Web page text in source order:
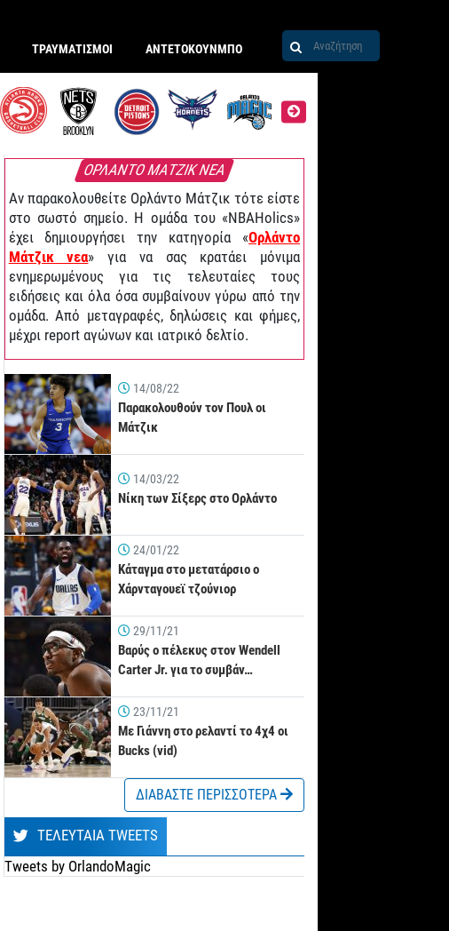
ΤΡΑΥΜΑΤΙΣΜΟΙ ΑΝΤΕΤΟΚΟΥΝΜΠΟ
ΟΡΛΑΝΤΟ ΜΑΤΖΙΚ ΝΕΑ
Αν παρακολουθείτε Ορλάντο Μάτζικ τότε είστε
στο σωστό σημείο. Η ομάδα του «NBAHolics»
έχει δημιουργήσει την κατηγορία «Ορλάντο
Μάτζικ νεα» για να σας κρατάει μόνιμα
ενημερωμένους για τις τελευταίες τους
ειδήσεις και όλα όσα συμβαίνουν γύρω από την
ομάδα. Από μεταγραφές, δηλώσεις και φήμες,
μέχρι report αγώνων και ιατρικό δελτίο.
14/08/22
Παρακολουθούν τον Πουλ οι
Μάτζικ
14/03/22
Νίκη των Σίξερς στο Ορλάντο
24/01/22
Κάταγμα στο μετατάρσιο ο
Χάρνταγουεϊ τζούνιορ
29/11/21
Βαρύς ο πέλεκυς στον Wendell
Carter Jr. για το συμβάν…
23/11/21
Με Γιάννη στο ρελαντί το 4χ4 οι
Bucks (vid)
ΔΙΑΒΑΣΤΕ ΠΕΡΙΣΣΟΤΕΡΑ
ΤΕΛΕΥΤΑΙΑ TWEETS
Tweets by OrlandoMagic